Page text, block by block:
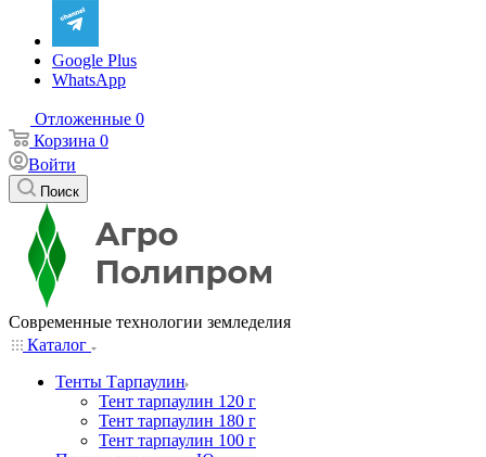
Google Plus
WhatsApp
Отложенные 0
Корзина 0
Войти
Поиск
Современные технологии земледелия
Каталог
Тенты Тарпаулин
Тент тарпаулин 120 г
Тент тарпаулин 180 г
Тент тарпаулин 100 г